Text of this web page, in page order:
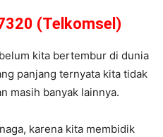
(Telkomsel)
kita bertembur di dunia
panjang ternyata kita tidak
masih banyak lainnya.
karena kita membidik